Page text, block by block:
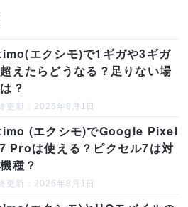
エクシモ)で1ギガや3ギガ
えたらどうなる？足りない場
？
更新：2026年8月1日
(エクシモ)でGoogle Pixel
Proは使える？ピクセル7は対
種？
更新：2026年8月1日